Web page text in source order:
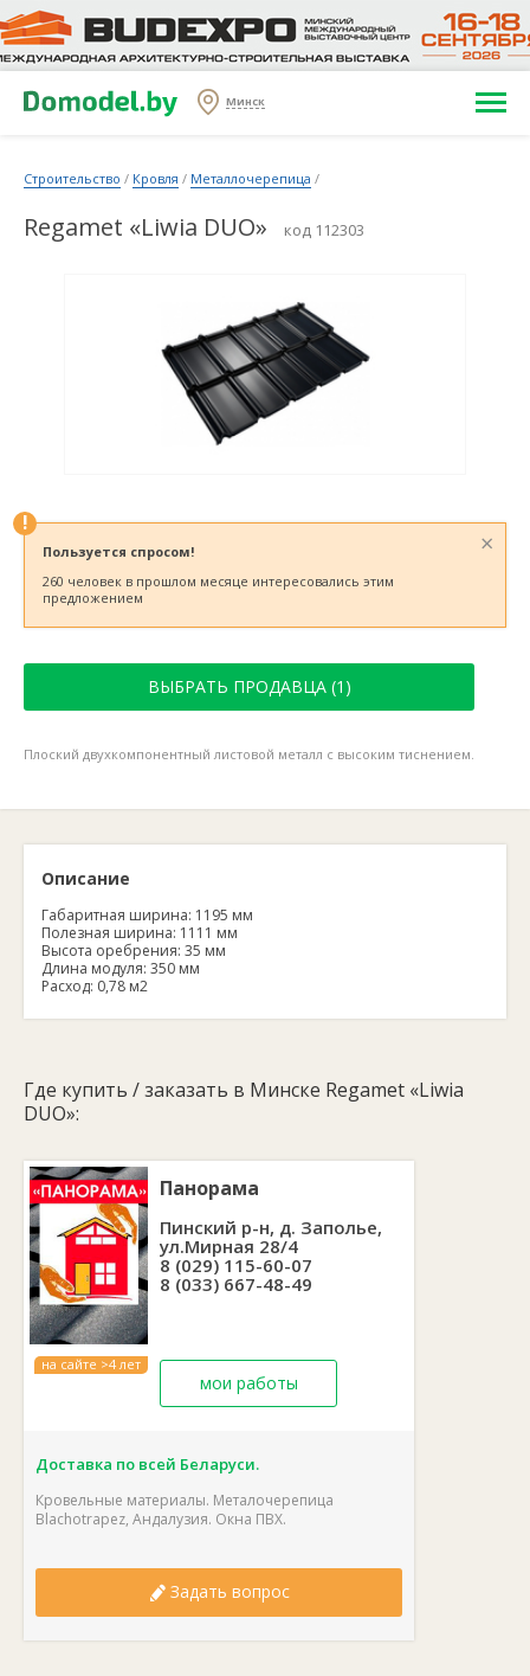
Минск
Строительство / Кровля / Металлочерепица /
Regamet «Liwia DUO» код 112303
!
×
Пользуется спросом!
260 человек в прошлом месяце интересовались этим
предложением
ВЫБРАТЬ ПРОДАВЦА (1)
Плоский двухкомпонентный листовой металл с высоким тиснением.
Описание
Габаритная ширина: 1195 мм
Полезная ширина: 1111 мм
Высота оребрения: 35 мм
Длина модуля: 350 мм
Расход: 0,78 м2
Где купить / заказать в Минске Regamet «Liwia
DUO»:
на сайте >4 лет
Панорама
Пинский р-н, д. Заполье,
ул.Мирная 28/4
8 (029) 115-60-07
8 (033) 667-48-49
мои работы
Доставка по всей Беларуси.
Кровельные материалы. Металочерепица
Blachotrapez, Андалузия. Окна ПВХ.
Задать вопрос